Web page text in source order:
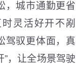
，城市通勤更省
灵活好开不剐
驾驭更体面，真
，让全场景驾驶